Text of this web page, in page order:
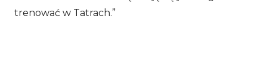
trenować w Tatrach.”